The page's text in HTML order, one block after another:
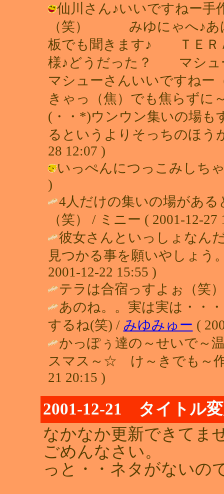
仙川さん♪いいですねー手
（笑） みゆにゃへ♪あは
板でも聞きます♪ ＴＥＲ
様♪どうだった？ マシュ
マシューさんいいですねー
きゃっ（焦）でも焦らず
(・・*)ウンウン集いの場も
るというよりそっちのほう
28 12:07 )
いっぺんにつっこみしち
)
4人だけの集いの場があ
（笑） / ミニー ( 2001-12-27
彼女さんといっしょなん
見つかる事を願いやしょう
2001-12-22 15:55 )
テラは合宿っすよぉ（笑
あのね。。実は実は・・
するね(笑) / みゆみゅー (
かっぽぅ達の～せいで～
スマス～☆ け～きでも～
21 20:15 )
2001-12-21 タイトル
なかなか更新できてま
ごめんなさい。
っと・・ネタがないの